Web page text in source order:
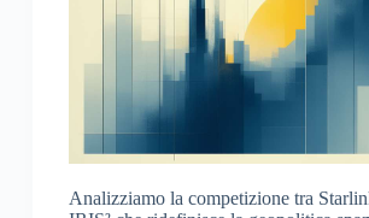
Analizziamo la competizione tra